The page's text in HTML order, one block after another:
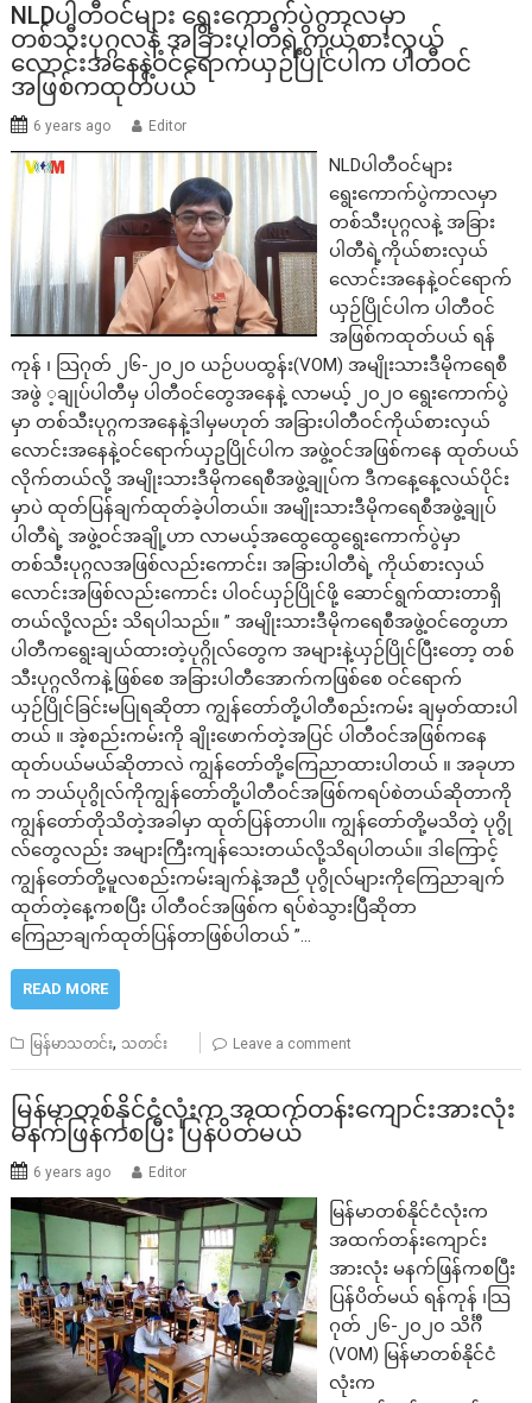
NLDပါတီဝင်များ ရွေးကောက်ပွဲကာလမှာ
တစ်သီးပုဂ္ဂလနဲ့ အခြားပါတီရဲ့ကိုယ်စားလှယ်
လောင်းအနေနဲ့ဝင်ရောက်ယှဉ်ပြိုင်ပါက ပါတီဝင်
အဖြစ်ကထုတ်ပယ်
6 years ago Editor
NLDပါတီဝင်များ
ရွေးကောက်ပွဲကာလမှာ
တစ်သီးပုဂ္ဂလနဲ့ အခြား
ပါတီရဲ့ကိုယ်စားလှယ်
လောင်းအနေနဲ့ဝင်ရောက်
ယှဉ်ပြိုင်ပါက ပါတီဝင်
အဖြစ်ကထုတ်ပယ် ရန်
ကုန် ၊ သြဂုတ် ၂၆-၂၀၂၀ ယဉ်ပပထွန်း(VOM) အမျိုးသားဒီမိုကရေစီ
အဖွဲ ့ချုပ်ပါတီမှ ပါတီဝင်တွေအနေနဲ့ လာမယ့် ၂၀၂၀ ရွေးကောက်ပွဲ
မှာ တစ်သီးပုဂ္ဂကအနေနဲ့ဒါမှမဟုတ် အခြားပါတီဝင်ကိုယ်စားလှယ်
လောင်းအနေနဲ့ဝင်ရောက်ယှဥပြိုင်ပါက အဖွဲ့ဝင်အဖြစ်ကနေ ထုတ်ပယ်
လိုက်တယ်လို့ အမျိုးသားဒီမိုကရေစီအဖွဲ့ချုပ်က ဒီကနေ့နေ့လယ်ပိုင်း
မှာပဲ ထုတ်ပြန်ချက်ထုတ်ခဲ့ပါတယ်။ အမျိုးသားဒီမိုကရေစီအဖွဲ့ချုပ်
ပါတီရဲ့ အဖွဲ့ဝင်အချို့ဟာ လာမယ့်အထွေထွေရွေးကောက်ပွဲမှာ
တစ်သီးပုဂ္ဂလအဖြစ်လည်းကောင်း၊ အခြားပါတီရဲ့ ကိုယ်စားလှယ်
လောင်းအဖြစ်လည်းကောင်း ပါဝင်ယှဉ်ပြိုင်ဖို့ ဆောင်ရွက်ထားတာရှိ
တယ်လို့လည်း သိရပါသည်။ ” အမျိုးသားဒီမိုကရေစီအဖွဲ့ဝင်တွေဟာ
ပါတီကရွေးချယ်ထားတဲ့ပုဂ္ဂိုလ်တွေက အများနဲ့ယှဉ်ပြိုင်ပြီးတော့ တစ်
သီးပုဂ္ဂလိကနဲ့ဖြစ်စေ အခြားပါတီအောက်ကဖြစ်စေ ဝင်ရောက်
ယှဉ်ပြိုင်ခြင်းမပြုရဆိုတာ ကျွန်တော်တို့ပါတီစည်းကမ်း ချမှတ်ထားပါ
တယ် ။ အဲ့စည်းကမ်းကို ချိုးဖောက်တဲ့အပြင် ပါတီဝင်အဖြစ်ကနေ
ထုတ်ပယ်မယ်ဆိုတာလဲ ကျွန်တော်တို့ကြေညာထားပါတယ် ။ အခုဟာ
က ဘယ်ပုဂွိုလ်ကိုကျွန်တော်တို့ပါတီဝင်အဖြစ်ကရပ်စဲတယ်ဆိုတာကို
ကျွန်တော်တိုသိတဲ့အခါမှာ ထုတ်ပြန်တာပါ။ ကျွန်တော်တို့မသိတဲ့ ပုဂွို
လ်တွေလည်း အများကြီးကျန်သေးတယ်လို့သိရပါတယ်။ ဒါကြောင့်
ကျွန်တော်တို့မူလစည်းကမ်းချက်နဲ့အညီ ပုဂွိုလ်များကိုကြေညာချက်
ထုတ်တဲ့နေ့ကစပြီး ပါတီဝင်အဖြစ်က ရပ်စဲသွားပြီဆိုတာ
ကြေညာချက်ထုတ်ပြန်တာဖြစ်ပါတယ် ”…
READ MORE
မြန်မာသတင်း, သတင်း Leave a comment
မြန်မာတစ်နိုင်ငံလုံးက အထက်တန်းကျောင်းအားလုံး
မနက်ဖြန်ကစပြီး ပြန်ပိတ်မယ်
6 years ago Editor
မြန်မာတစ်နိုင်ငံလုံးက
အထက်တန်းကျောင်း
အားလုံး မနက်ဖြန်ကစပြီး
ပြန်ပိတ်မယ် ရန်ကုန် ၊သြ
ဂုတ် ၂၆-၂၀၂၀ သိင်္ဂီ
(VOM) မြန်မာတစ်နိုင်ငံ
လုံးက